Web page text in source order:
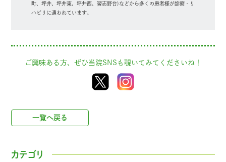
町、坪井、坪井東、坪井西、習志野台)などから多くの患者様が診察・リ
ハビリに通われています。
ご興味ある方、ぜひ当院SNSも覗いてみてくださいね！
一覧へ戻る
カテゴリ